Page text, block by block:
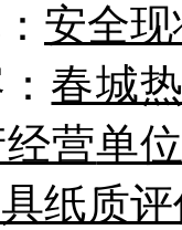
安全
春城
营单
纸质